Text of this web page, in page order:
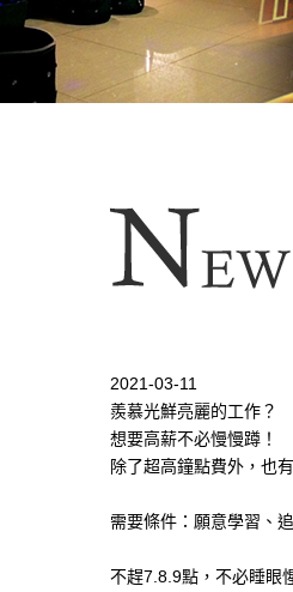
2021-03-11
羨慕光鮮亮麗的工作？
想要高薪不必慢慢蹲！
除了超高鐘點費外，也
需要條件：願意學習、
不趕7.8.9點，不必睡眼